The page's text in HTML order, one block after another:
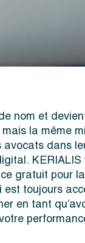
nom et
la même
avocats dans
gratuit pour
est toujours
en tant